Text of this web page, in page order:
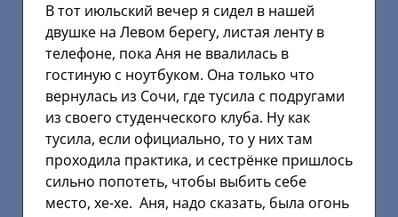
В тот июльский вечер я сидел в нашей
двушке на Левом берегу, листая ленту в
телефоне, пока Аня не ввалилась в
гостиную с ноутбуком. Она только что
вернулась из Сочи, где тусила с подругами
из своего студенческого клуба. Ну как
тусила, если официально, то у них там
проходила практика, и сестрёнке пришлось
сильно попотеть, чтобы выбить себе
место, хе-хе. Аня, надо сказать, была огонь